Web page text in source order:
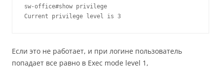
sw-office#show privilege
Current privilege level is 3
Если это не работает, и при логине пользователь
попадает все равно в Exec mode level 1,